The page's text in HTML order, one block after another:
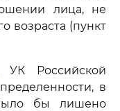
лица, не
возраста (пункт
Российской
в
бы лишено